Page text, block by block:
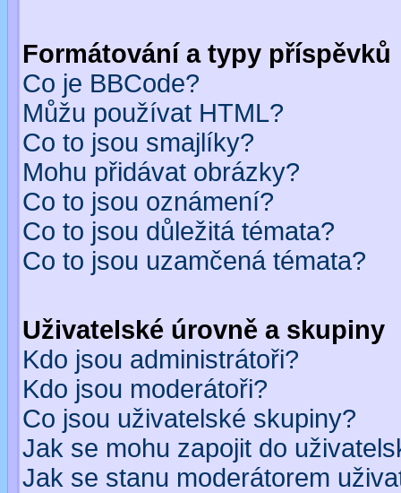
Formátování a typy příspěvků
Co je BBCode?
Můžu používat HTML?
Co to jsou smajlíky?
Mohu přidávat obrázky?
Co to jsou oznámení?
Co to jsou důležitá témata?
Co to jsou uzamčená témata?
Uživatelské úrovně a skupiny
Kdo jsou administrátoři?
Kdo jsou moderátoři?
Co jsou uživatelské skupiny?
Jak se mohu zapojit do
Jak se stanu moderátorem